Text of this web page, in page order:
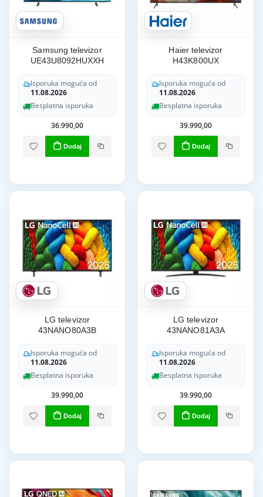
Samsung televizor
UE43U8092HUXXH
Isporuka moguća od
11.08.2026
Besplatna isporuka
36.990,00
Dodaj
Haier televizor
H43K800UX
Isporuka moguća od
11.08.2026
Besplatna isporuka
39.990,00
Dodaj
LG televizor
43NANO80A3B
Isporuka moguća od
11.08.2026
Besplatna isporuka
39.990,00
Dodaj
LG televizor
43NANO81A3A
Isporuka moguća od
11.08.2026
Besplatna isporuka
39.990,00
Dodaj